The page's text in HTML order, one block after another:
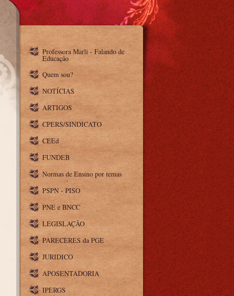
Professora Marli - Falando de
Educação
Quem sou?
NOTÍCIAS
ARTIGOS
CPERS/SINDICATO
CEEd
FUNDEB
Normas de Ensino por temas
PSPN - PISO
PNE e BNCC
LEGISLAÇÃO
PARECERES da PGE
JURIDICO
APOSENTADORIA
IPERGS